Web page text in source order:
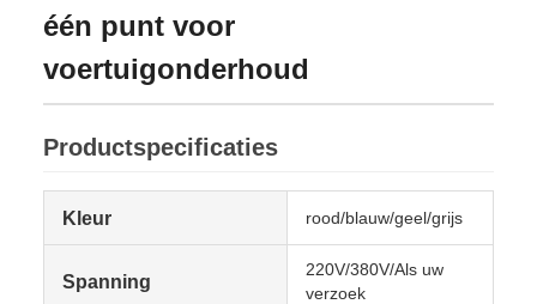
één punt voor
voertuigonderhoud
Productspecificaties
Kleur rood/blauw/geel/grijs
Spanning
220V/380V/Als uw
verzoek